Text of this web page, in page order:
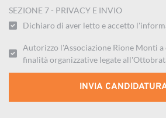
SEZIONE 7 - PRIVACY E INVIO
Dichiaro di aver letto e accetto
Autorizzo l'Associazione Rione Monti
finalità organizzative legate
INVIA